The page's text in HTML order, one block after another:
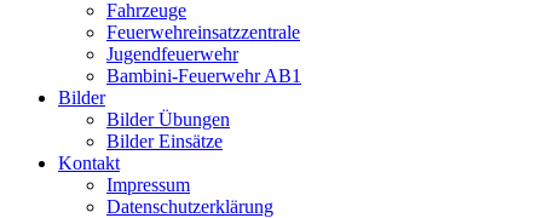
Fahrzeuge
Feuerwehreinsatzzentrale
Jugendfeuerwehr
Bambini-Feuerwehr AB1
Bilder
Bilder Übungen
Bilder Einsätze
Kontakt
Impressum
Datenschutzerklärung